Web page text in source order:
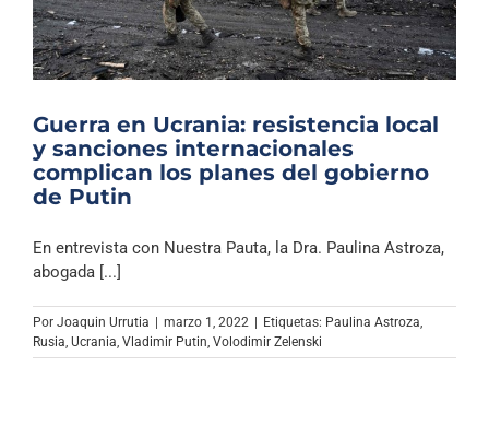
Guerra en Ucrania: resistencia local
y sanciones internacionales
complican los planes del gobierno
de Putin
En entrevista con Nuestra Pauta, la Dra. Paulina Astroza,
abogada [...]
Por Joaquin Urrutia | marzo 1, 2022 | Etiquetas: Paulina Astroza
Rusia Ucrania Vladimir Putin Volodimir Zelenski